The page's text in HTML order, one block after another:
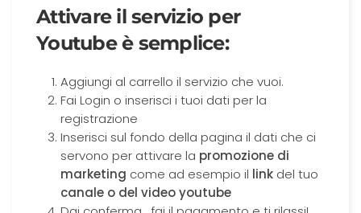
Attivare il servizio per
Youtube è semplice:
Aggiungi al carrello il servizio che vuoi.
Fai Login o inserisci i tuoi dati per la
registrazione
Inserisci sul fondo della pagina il dati che ci
servono per attivare la promozione di
marketing come ad esempio il link del tuo
canale o del video youtube